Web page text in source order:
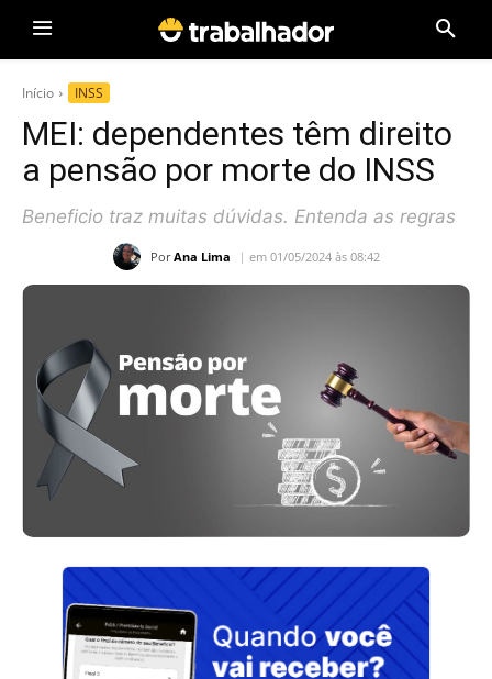
Início INSS
MEI: dependentes têm direito
a pensão por morte do INSS
Beneficio traz muitas dúvidas. Entenda as regras
Por Ana Lima em 01/05/2024 às 08:42